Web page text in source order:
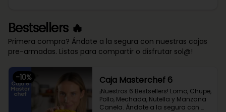
Bestsellers 🔥
Primera compra? Ándate a la segura con nuestras cajas
pre-armadas. Listas para compartir o disfrutar sol@!
-10% Caja Masterchef 6
¡Nuestros 6 Bestsellers! Lomo, Chupe,
Pollo, Mechada, Nutella y Manzana
Canela. Ándate a la segura con